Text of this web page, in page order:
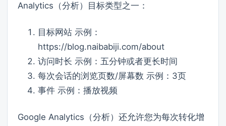
Analytics（分析）目标类型之一：
目标网站 示例：
https://blog.naibabiji.com/about
访问时长 示例：五分钟或者更长时间
每次会话的浏览页数/屏幕数 示例：3页
事件 示例：播放视频
Google Analytics（分析）还允许您为每次转化增